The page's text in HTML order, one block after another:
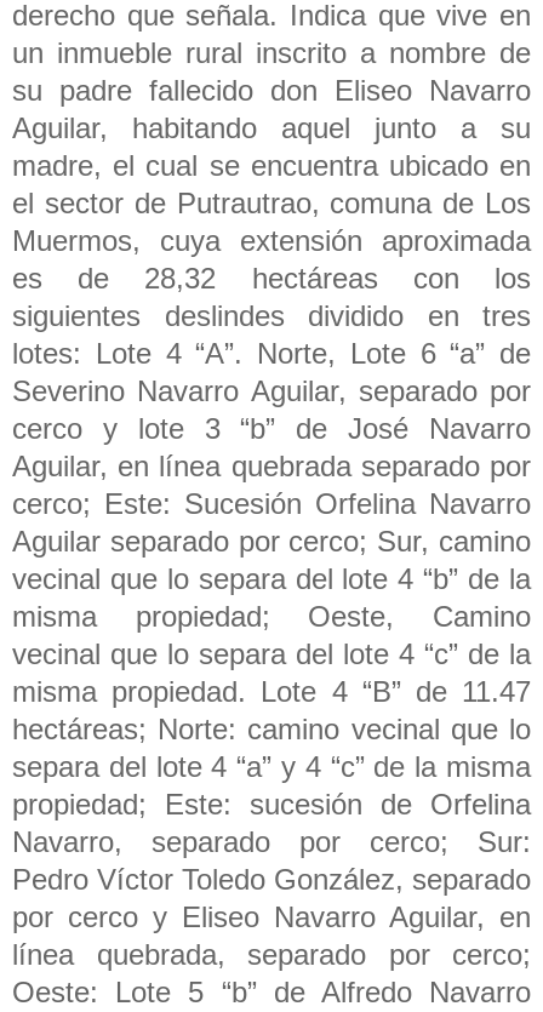
derecho que señala. Indica que vive en
un inmueble rural inscrito a nombre de
su padre fallecido don Eliseo Navarro
Aguilar, habitando aquel junto a su
madre, el cual se encuentra ubicado en
el sector de Putrautrao, comuna de Los
Muermos, cuya extensión aproximada
es de 28,32 hectáreas con los
siguientes deslindes dividido en tres
lotes: Lote 4 “A”. Norte, Lote 6 “a” de
Severino Navarro Aguilar, separado por
cerco y lote 3 “b” de José Navarro
Aguilar, en línea quebrada separado por
cerco; Este: Sucesión Orfelina Navarro
Aguilar separado por cerco; Sur, camino
vecinal que lo separa del lote 4 “b” de la
misma propiedad; Oeste, Camino
vecinal que lo separa del lote 4 “c” de la
misma propiedad. Lote 4 “B” de 11.47
hectáreas; Norte: camino vecinal que lo
separa del lote 4 “a” y 4 “c” de la misma
propiedad; Este: sucesión de Orfelina
Navarro, separado por cerco; Sur:
Pedro Víctor Toledo González, separado
por cerco y Eliseo Navarro Aguilar, en
línea quebrada, separado por cerco;
Oeste: Lote 5 “b” de Alfredo Navarro